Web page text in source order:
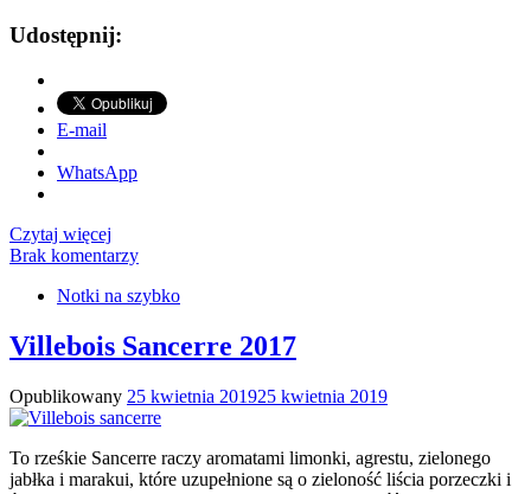
Udostępnij:
E-mail
WhatsApp
Czytaj więcej
Brak komentarzy
Notki na szybko
Villebois Sancerre 2017
Opublikowany 25 kwietnia 201925 kwietnia 2019
To rześkie Sancerre raczy aromatami limonki, agrestu, zielonego
jabłka i marakui, które uzupełnione są o zieloność liścia porzeczki i